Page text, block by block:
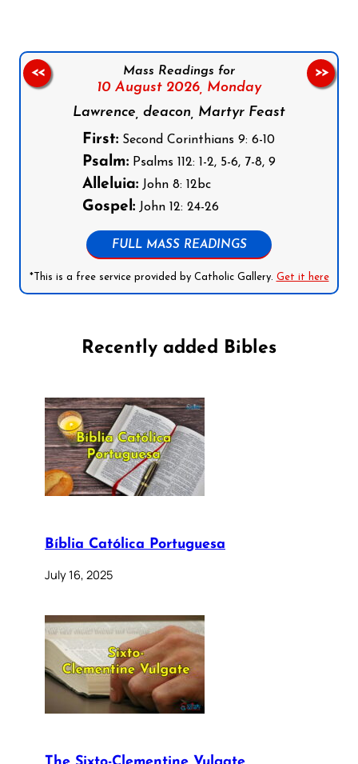
Mass Readings for
10 August 2026, Monday
Lawrence, deacon, Martyr Feast
First: Second Corinthians 9: 6-10
Psalm: Psalms 112: 1-2, 5-6, 7-8, 9
Alleluia: John 8: 12bc
Gospel: John 12: 24-26
FULL MASS READINGS
*This is a free service provided by Catholic Gallery. Get it here
<< >>
Recently added Bibles
Bíblia Católica Portuguesa
July 16, 2025